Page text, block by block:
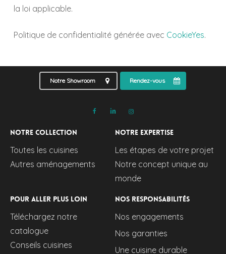
la loi applicable.
Politique de confidentialité générée avec CookieYes.
Notre Showroom Rendez-vous
Notre collection
Toutes les cuisines
Autres aménagements
Notre expertise
Les étapes de votre projet
Notre concept unique au
monde
Pour aller plus loin
Téléchargez notre
catalogue
Conseils cuisines
Nos responsabilités
Nos engagements
Nos garanties
Une cuisine durable